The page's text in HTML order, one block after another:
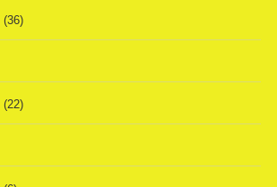
(36)
(22)